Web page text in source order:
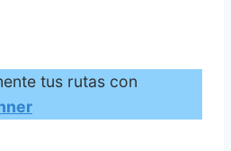
tus rutas con